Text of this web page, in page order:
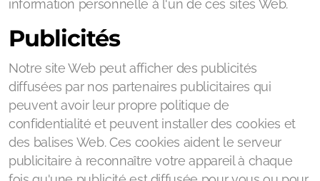
information personnelle à l'un de ces sites Web.
Publicités
Notre site Web peut afficher des publicités
diffusées par nos partenaires publicitaires qui
peuvent avoir leur propre politique de
confidentialité et peuvent installer des cookies et
des balises Web. Ces cookies aident le serveur
publicitaire à reconnaître votre appareil à chaque